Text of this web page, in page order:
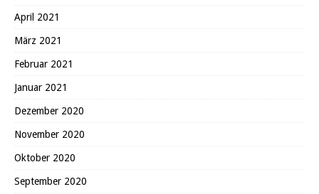
April 2021
März 2021
Februar 2021
Januar 2021
Dezember 2020
November 2020
Oktober 2020
September 2020